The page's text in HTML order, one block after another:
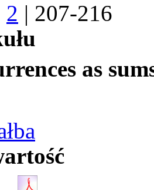
2 | 207-216
as